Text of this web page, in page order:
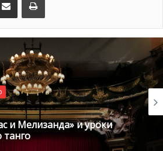
@ acm.mc
2022
и конгрессов на
в Каннах завершается
кинофестиваль 2022. 75-й
по традиции представит
разных жанров.
и Мелизанда» и уроки
танго